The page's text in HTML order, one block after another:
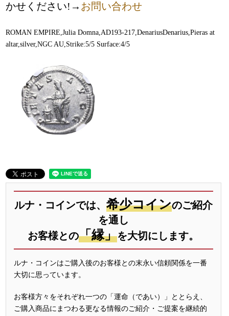
かせください!→ お問い合わせ
ROMAN EMPIRE,Julia Domna,AD193-217,DenariusDenarius,Pieras at
altar,silver,NGC AU,Strike:5/5 Surface:4/5
ルナ・コインでは、 希少コインのご紹介
を通し
お客様との「縁」を大切にします。
ルナ・コインはご購入後のお客様との末永い信頼関係を一番
大切に思っています。
お客様方々をそれぞれ一つの「運命（であい）」ととらえ、
ご購入商品にまつわる更なる情報のご紹介・ご提案を継続的